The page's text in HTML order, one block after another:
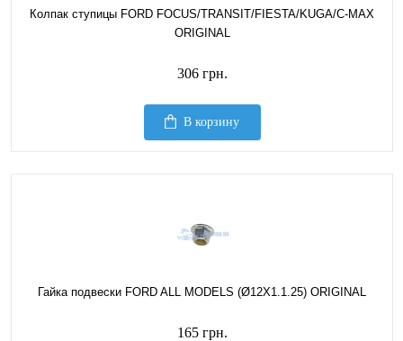
Колпак ступицы FORD FOCUS/TRANSIT/FIESTA/KUGA/C-MAX
ORIGINAL
306 грн.
В корзину
Гайка подвески FORD ALL MODELS (Ø12X1.1.25) ORIGINAL
165 грн.